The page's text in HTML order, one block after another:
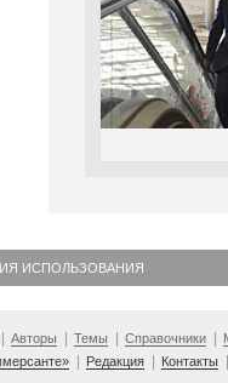
ИСПОЛЬЗОВАНИЯ
Авторы Темы Справочники
Редакция Контакты